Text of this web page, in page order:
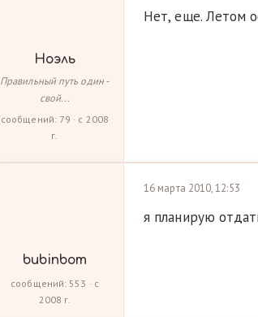
Ноэль
Правильный путь один -
свой...
сообщений: 79 · с 2008
г.
Нет, еще. Летом
bubinbom
сообщений: 553 · с
2008 г.
16 марта 2010, 12:53
я планирую